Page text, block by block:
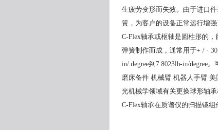
生疲劳变形而失效。由于进口
簧，为客户的设备正常运行增
C-Flex轴承或枢轴是圆柱形的
弹簧制作而成，通常用于+ / -
in/ degree到7.8023lb-in/degree
磨床备件 机械臂 机器人手臂
光机械学领域有关更换球形轴
C-Flex轴承在质谱仪的扫描镜